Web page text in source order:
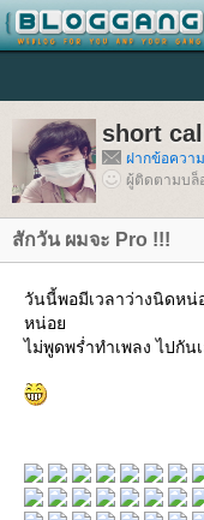
short call
ฝากข้อควา
ผู้ติดตามบล็
สักวัน ผมจะ Pro !!!
วันนี้พอมีเวลาว่างนิดหน่
หน่อ
ไม่พูดพร่ำทำเพลง ไปกันเ